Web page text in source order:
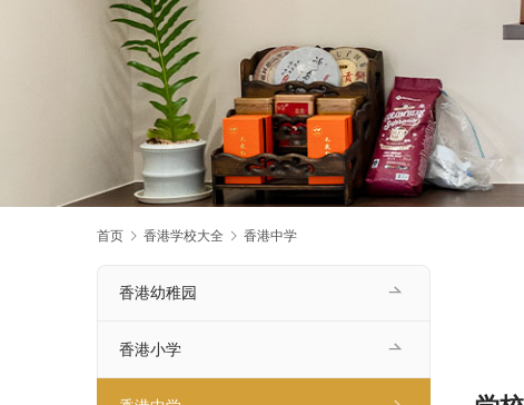
首页 香港学校大全 香港中学
香港幼稚园
香港小学